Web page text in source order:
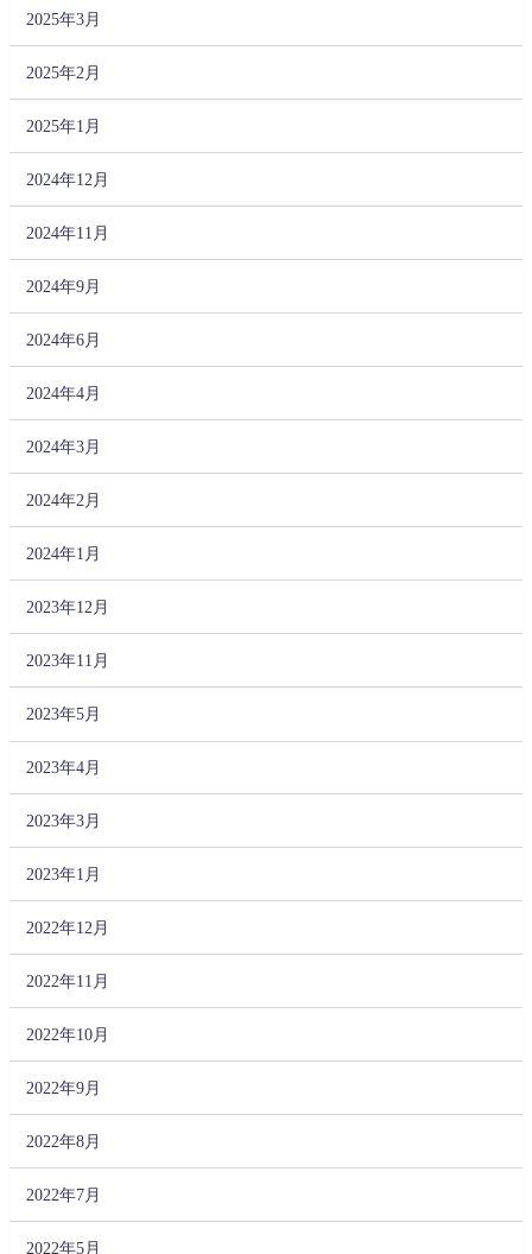
2025年3月
2025年2月
2025年1月
2024年12月
2024年11月
2024年9月
2024年6月
2024年4月
2024年3月
2024年2月
2024年1月
2023年12月
2023年11月
2023年5月
2023年4月
2023年3月
2023年1月
2022年12月
2022年11月
2022年10月
2022年9月
2022年8月
2022年7月
2022年5月